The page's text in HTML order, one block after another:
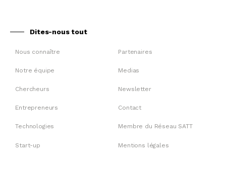
Dites-nous tout
Nous connaître
Notre équipe
Chercheurs
Entrepreneurs
Technologies
Start-up
Partenaires
Medias
Newsletter
Contact
Membre du Réseau SATT
Mentions légales